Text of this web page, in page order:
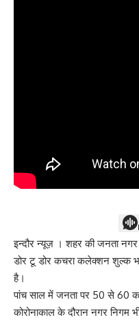
इन्दौर न्यूज़ । शहर की जनता
डोर टू डोर कचरा कलेक्शन शुल्क
है।
पांच साल में जनता पर 50 से 60
कोरोनाकाल के दौरान नगर निगम